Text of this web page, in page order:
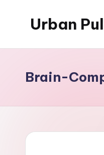
Urban
Brain-